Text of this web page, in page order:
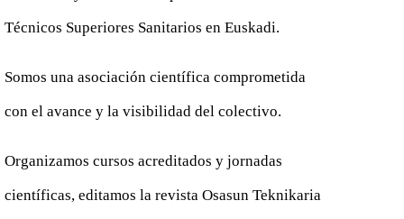
Técnicos Superiores Sanitarios en Euskadi.
Somos una asociación científica comprometida
con el avance y la visibilidad del colectivo.
Organizamos cursos acreditados y jornadas
científicas, editamos la revista Osasun Teknikaria